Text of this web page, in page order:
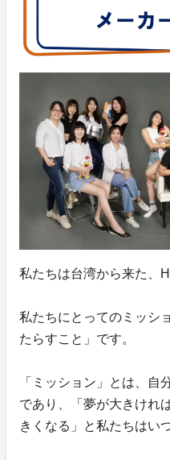
私たちは台湾から来た、
私たちにとってのミッシ
たらすこと」です。
「ミッション」とは、自
であり、「夢が大きけれ
きくなる」と私たちはい